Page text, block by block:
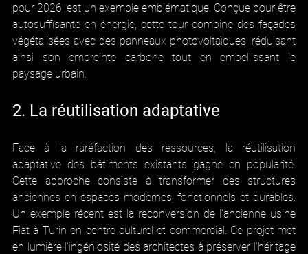
pour 2026, est un exemple emblématique. Conçue pour être
autosuffisante en énergie, cette tour combine des façades
végétalisées avec des panneaux photovoltaïques, réduisant
ainsi son empreinte carbone tout en embellissant le
paysage urbain.
2. La réutilisation adaptative
Face à la raréfaction des ressources, la réutilisation
adaptative des bâtiments existants gagne en popularité.
Cette approche consiste à transformer des structures
anciennes en espaces modernes, fonctionnels et durables.
Un exemple récent est la reconversion de l'ancienne usine
Fiat à Turin en centre culturel et commercial. Ce projet met
en lumière l'ingéniosité des architectes à préserver l'héritage